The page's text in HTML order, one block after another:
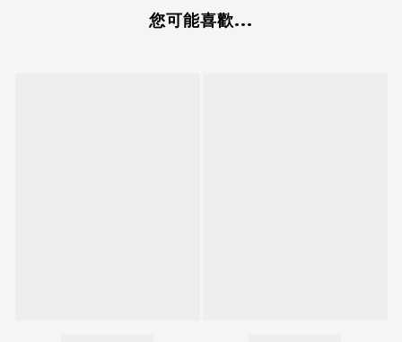
您可能喜歡...